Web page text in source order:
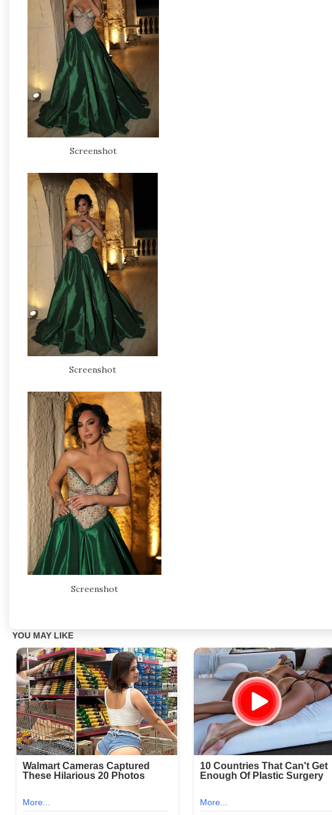
Screenshot
Screenshot
Screenshot